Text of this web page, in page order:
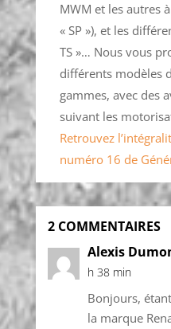
MWM et les autres
« SP »), et les
TS »… Nous vous
différents modèles
gammes, avec des
suivant les
Retrouvez
numéro 16 de
2 COMMENTAIRES
Alexis
h 38 min
Bonjours,
la marque